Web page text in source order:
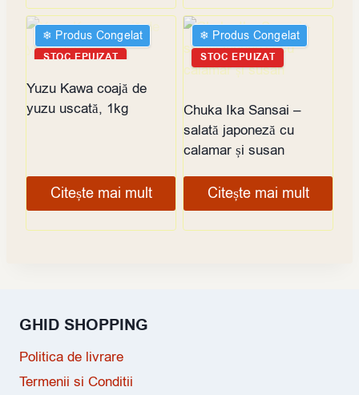
❄︎ Produs Congelat
STOC EPUIZAT
Yuzu Kawa coajă de
yuzu uscată, 1kg
Citește mai mult
❄︎ Produs Congelat
STOC EPUIZAT
Chuka Ika Sansai –
salată japoneză cu
calamar și susan
Citește mai mult
GHID SHOPPING
Politica de livrare
Termenii si Conditii